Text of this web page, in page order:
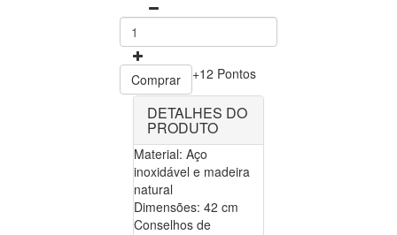
Comprar +12 Pontos
DETALHES DO
PRODUTO
Material: Aço
inoxidável e madeira
natural
Dimensões: 42 cm
Conselhos de